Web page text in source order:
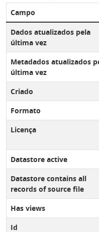
Campo
Dados atualizados pela
última vez
Metadados atualizados
última vez
Criado
Formato
Licença
Datastore active
Datastore contains all
records of source file
Has views
Id